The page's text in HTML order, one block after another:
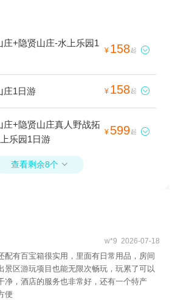
庄+隐贤山庄-水上乐园1
¥ 158起 
庄1日游 ¥ 158起 
庄+隐贤山庄真人野战拓
乐园1日游
¥ 599起 
查看剩余8个 
w*9 2026-07-18
配有百宝箱很实用，里面有日常用品，房间
景区游玩项目也能无限次畅玩，玩累了可以
净，酒店的服务也非常好，还有一个特产
便